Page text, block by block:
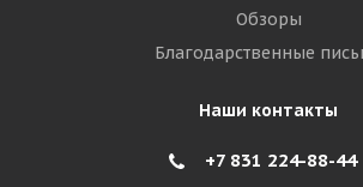
Обзоры
Благодарственные
Наши контакты
+7 831 224-88-44